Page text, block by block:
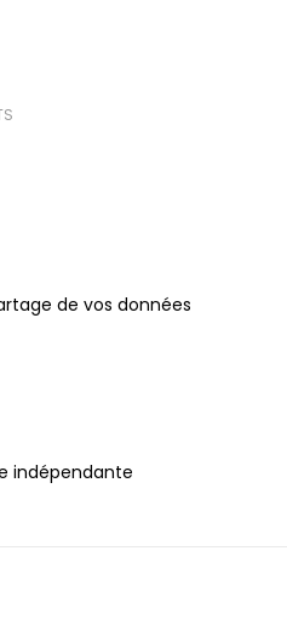
de vos données
indépendante